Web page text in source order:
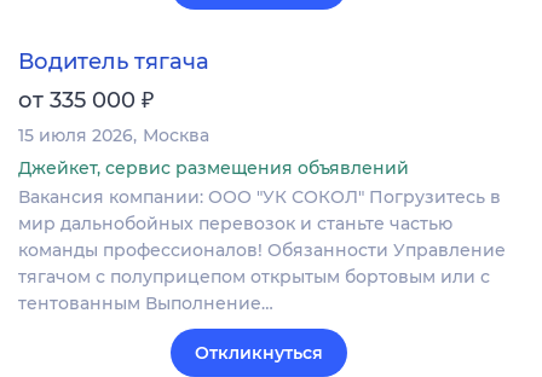
Водитель тягача
от 335 000 ₽
15 июля 2026 Москва
Джейкет, сервис размещения объявлений
Вакансия компании: ООО "УК СОКОЛ" Погрузитесь в
мир дальнобойных перевозок и станьте частью
команды профессионалов! Обязанности Управление
тягачом с полуприцепом открытым бортовым или с
тентованным Выполнение…
Откликнуться